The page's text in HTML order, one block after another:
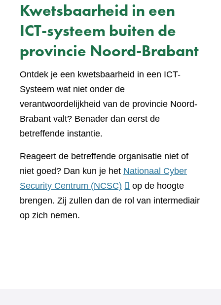
Kwetsbaarheid in een
ICT-systeem buiten de
provincie Noord-Brabant
Ontdek je een kwetsbaarheid in een ICT-
Systeem wat niet onder de
verantwoordelijkheid van de provincie Noord-
Brabant valt? Benader dan eerst de
betreffende instantie.
Reageert de betreffende organisatie niet of
niet goed? Dan kun je het Nationaal Cyber
Security Centrum (NCSC) (verwijst
naar
op de hoogte
brengen. Zij zullen dan de rol van intermediair
op zich nemen.